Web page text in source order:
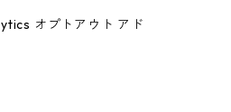
オプトアウト アド